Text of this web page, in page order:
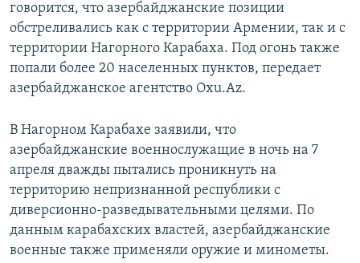
говорится, что азербайджанские позиции
обстреливались как с территории Армении, так и с
территории Нагорного Карабаха. Под огонь также
попали более 20 населенных пунктов, передает
азербайджанское агентство Oxu.Az.
В Нагорном Карабахе заявили, что
азербайджанские военнослужащие в ночь на 7
апреля дважды пытались проникнуть на
территорию непризнанной республики с
диверсионно-разведывательными целями. По
данным карабахских властей, азербайджанские
военные также применяли оружие и минометы.